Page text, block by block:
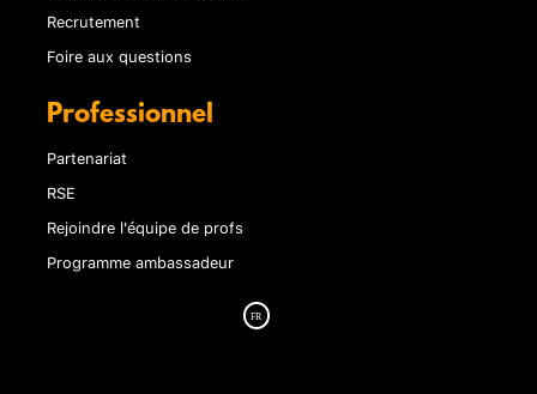
Recrutement
Foire aux questions
Professionnel
Partenariat
RSE
Rejoindre l'équipe de profs
Programme ambassadeur